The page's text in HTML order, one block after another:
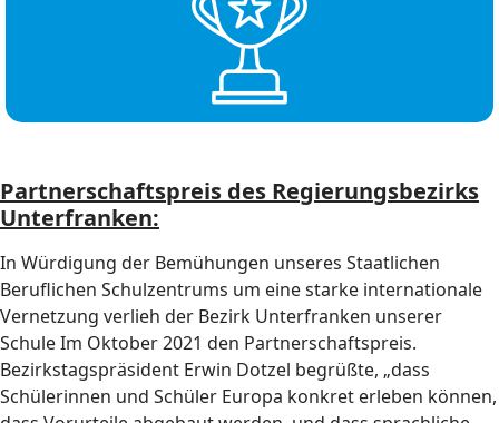
Partnerschaftspreis des Regierungsbezirks
Unterfranken:
In Würdigung der Bemühungen unseres Staatlichen
Beruflichen Schulzentrums um eine starke internationale
Vernetzung verlieh der Bezirk Unterfranken unserer
Schule Im Oktober 2021 den Partnerschaftspreis.
Bezirkstagspräsident Erwin Dotzel begrüßte, „dass
Schülerinnen und Schüler Europa konkret erleben können,